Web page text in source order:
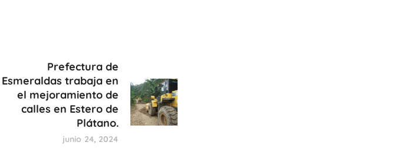
Prefectura de
Esmeraldas trabaja en
el mejoramiento de
calles en Estero de
Plátano.
junio 24, 2024